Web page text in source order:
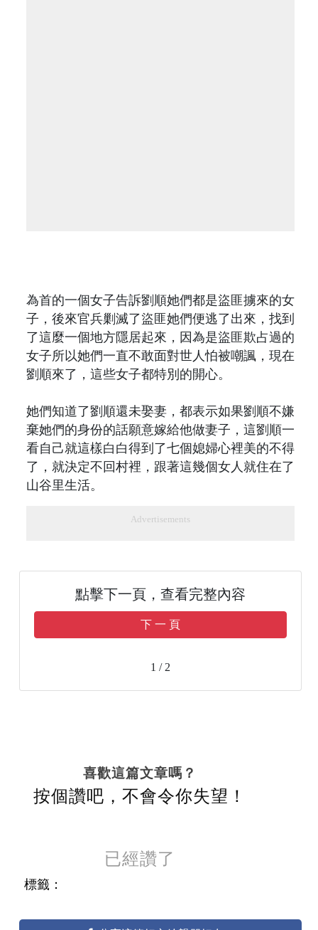
為首的一個女子告訴劉順她們都是盜匪擄來的女
子，後來官兵剿滅了盜匪她們便逃了出來，找到
了這麼一個地方隱居起來，因為是盜匪欺占過的
女子所以她們一直不敢面對世人怕被嘲諷，現在
劉順來了，這些女子都特別的開心。
她們知道了劉順還未娶妻，都表示如果劉順不嫌
棄她們的身份的話願意嫁給他做妻子，這劉順一
看自己就這樣白白得到了七個媳婦心裡美的不得
了，就決定不回村裡，跟著這幾個女人就住在了
山谷里生活。
Advertisements
點擊下一頁，查看完整內容
下 一 頁
1 / 2
喜歡這篇文章嗎？
按個讚吧，不會令你失望！
已經讚了
標籤：